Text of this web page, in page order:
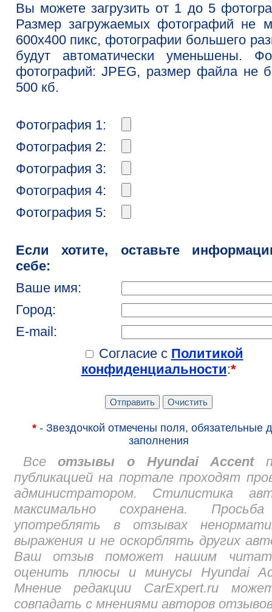
Вы можете загрузить от 1 до 5
Размер загружаемых фотографий не
600x400 пикс, фотографии большего
будут автоматически уменьшены.
фотографий: JPEG, размер файла не
500 кб.
Фотография 1:
Фотография 2:
Фотография 3:
Фотография 4:
Фотография 5:
Если хотите, оставьте
себе:
Ваше имя:
Город:
E-mail:
Согласие с Политикой
конфиденциальности:*
*- Звездочкой отмечены поля, обязательные
заполнения
Всеотзывы о Hyundai Accent
публикацией на портале проходят
администратором. Стилистика
максимально сохранена.
употреблять в отзывах
выражения и не оскорблять других
Ваш отзыв поможет нашим
оценить плюсы и минусы Hyundai
Мнение редакции CarExpert.ru
совпадать с мнениями авторов